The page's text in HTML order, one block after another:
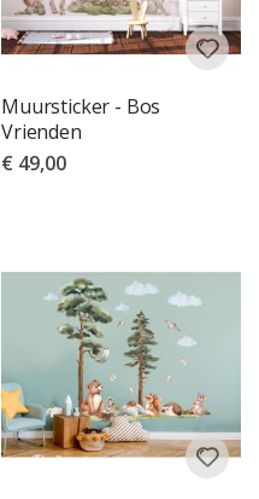
Muursticker - Bos
Vrienden
€ 49,00